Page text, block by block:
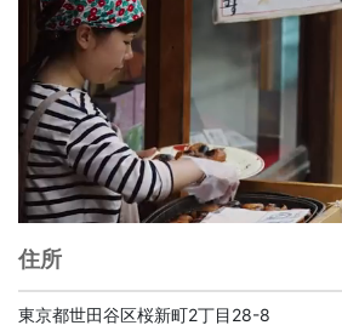
住所
東京都世田谷区桜新町2丁目28-8